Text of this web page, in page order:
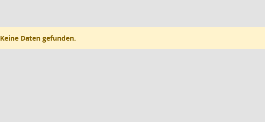
Keine Daten gefunden.